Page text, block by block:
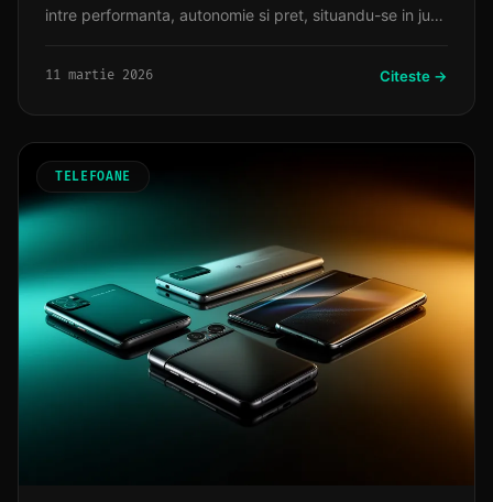
intre performanta, autonomie si pret, situandu-se in jurul
Motorola Moto G34 5G aduce conectivitate de ultima
generatie la un pret accesibil.
11 martie 2026 Citeste →
TELEFOANE